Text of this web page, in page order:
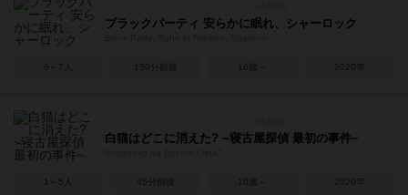
ブラックパーティ 安らかに眠れ、シャーロック
6～7人 150分前後 16歳～ 2020年
白猫はどこに消えた? ~寝古屋探偵 最初の事件~
1～5人 45分前後 10歳～ 2020年